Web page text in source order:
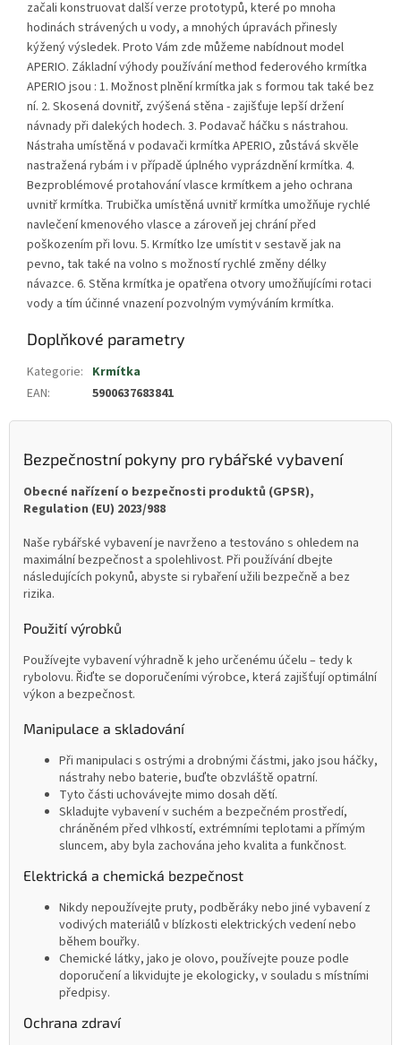
začali konstruovat další verze prototypů, které po mnoha
hodinách strávených u vody, a mnohých úpravách přinesly
kýžený výsledek. Proto Vám zde můžeme nabídnout model
APERIO. Základní výhody používání method federového krmítka
APERIO jsou : 1. Možnost plnění krmítka jak s formou tak také bez
ní. 2. Skosená dovnitř, zvýšená stěna - zajišťuje lepší držení
návnady při dalekých hodech. 3. Podavač háčku s nástrahou.
Nástraha umístěná v podavači krmítka APERIO, zůstává skvěle
nastražená rybám i v případě úplného vyprázdnění krmítka. 4.
Bezproblémové protahování vlasce krmítkem a jeho ochrana
uvnitř krmítka. Trubička umístěná uvnitř krmítka umožňuje rychlé
navlečení kmenového vlasce a zároveň jej chrání před
poškozením při lovu. 5. Krmítko lze umístit v sestavě jak na
pevno, tak také na volno s možností rychlé změny délky
návazce. 6. Stěna krmítka je opatřena otvory umožňujícími rotaci
vody a tím účinné vnazení pozvolným vymýváním krmítka.
Doplňkové parametry
Kategorie: Krmítka
EAN: 5900637683841
Bezpečnostní pokyny pro rybářské vybavení
Obecné nařízení o bezpečnosti produktů (GPSR),
Regulation (EU) 2023/988
Naše rybářské vybavení je navrženo a testováno s ohledem na
maximální bezpečnost a spolehlivost. Při používání dbejte
následujících pokynů, abyste si rybaření užili bezpečně a bez
rizika.
Použití výrobků
Používejte vybavení výhradně k jeho určenému účelu – tedy k
rybolovu. Řiďte se doporučeními výrobce, která zajišťují optimální
výkon a bezpečnost.
Manipulace a skladování
Při manipulaci s ostrými a drobnými částmi, jako jsou háčky,
nástrahy nebo baterie, buďte obzvláště opatrní.
Tyto části uchovávejte mimo dosah dětí.
Skladujte vybavení v suchém a bezpečném prostředí,
chráněném před vlhkostí, extrémními teplotami a přímým
sluncem, aby byla zachována jeho kvalita a funkčnost.
Elektrická a chemická bezpečnost
Nikdy nepoužívejte pruty, podběráky nebo jiné vybavení z
vodivých materiálů v blízkosti elektrických vedení nebo
během bouřky.
Chemické látky, jako je olovo, používejte pouze podle
doporučení a likvidujte je ekologicky, v souladu s místními
předpisy.
Ochrana zdraví